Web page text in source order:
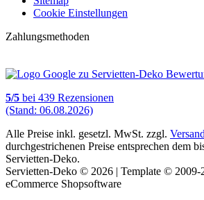
Cookie Einstellungen
Zahlungsmethoden
5/5 bei 439 Rezensionen
(Stand: 06.08.2026)
Alle Preise inkl. gesetzl. MwSt. zzgl.
durchgestrichenen Preise entsprechen dem
Servietten-Deko.
Servietten-Deko © 2026 | Template © 2009-
eCommerce Shopsoftware